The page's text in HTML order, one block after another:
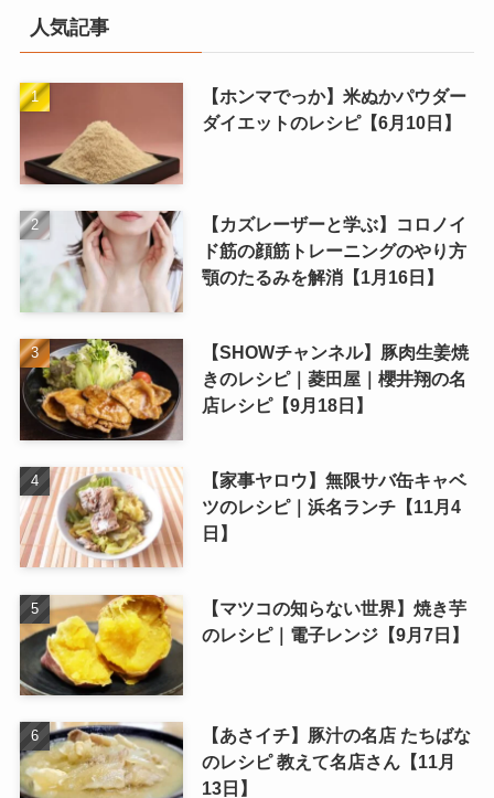
人気記事
【ホンマでっか】米ぬかパウダー
ダイエットのレシピ【6月10日】
【カズレーザーと学ぶ】コロノイ
ド筋の顔筋トレーニングのやり方
顎のたるみを解消【1月16日】
【SHOWチャンネル】豚肉生姜焼
きのレシピ｜菱田屋｜櫻井翔の名
店レシピ【9月18日】
【家事ヤロウ】無限サバ缶キャベ
ツのレシピ｜浜名ランチ【11月4
日】
【マツコの知らない世界】焼き芋
のレシピ｜電子レンジ【9月7日】
【あさイチ】豚汁の名店 たちばな
のレシピ 教えて名店さん【11月
13日】